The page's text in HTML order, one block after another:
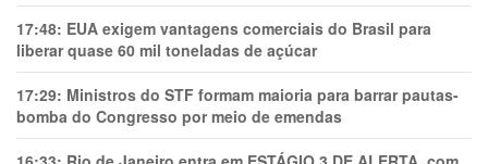
17:48: EUA exigem vantagens comerciais do Brasil para
liberar quase 60 mil toneladas de açúcar
17:29: Ministros do STF formam maioria para barrar pautas-
bomba do Congresso por meio de emendas